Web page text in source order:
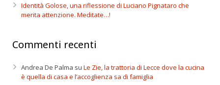
Identità Golose, una riflessione di Luciano Pignataro che
merita attenzione. Meditate…!
Commenti recenti
Andrea De Palma su Le Zie, la trattoria di Lecce dove la cucina
è quella di casa e l’accoglienza sa di famiglia